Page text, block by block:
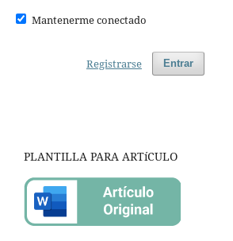
Mantenerme conectado
Entrar
Registrarse
PLANTILLA PARA ARTíCULO